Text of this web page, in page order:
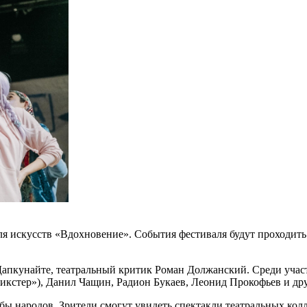
«Вдохновение». События фестиваля будут
театральный критик Роман Должанский. Среди
Данил Чащин, Радион Букаев, Леонид Прокофьев и